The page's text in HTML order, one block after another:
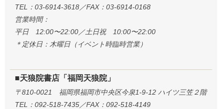
TEL：03-6914-3618／FAX：03-6914-0168
営業時間：
平日 12:00〜22:00／土日祝 10:00〜22:00
＊定休日：木曜日（イベント時臨時営業）
■天狼院書店「福岡天狼院」
〒810-0021 福岡県福岡市中央区今泉1-9-12 ハイツ三笠２階
TEL：092-518-7435／FAX：092-518-4149